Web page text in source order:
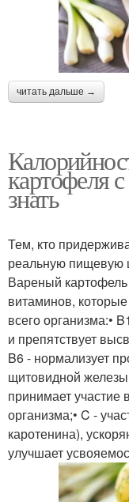
читать дальше →
картофеля
знать
Тем, кто
реальную пищевую
Вареный
витаминов,
всего организма:•
и препятствует
B6 - нормализует
щитовидной
принимает участие
организма;• C -
каротенина),
улучшает